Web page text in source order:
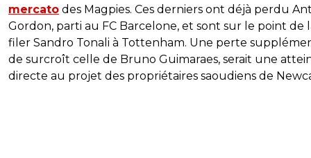
mercato des Magpies. Ces derniers ont déjà perdu
Gordon, parti au FC Barcelone, et sont sur le point de
filer Sandro Tonali à Tottenham. Une perte
de surcroît celle de Bruno Guimaraes, serait une
directe au projet des propriétaires saoudiens de